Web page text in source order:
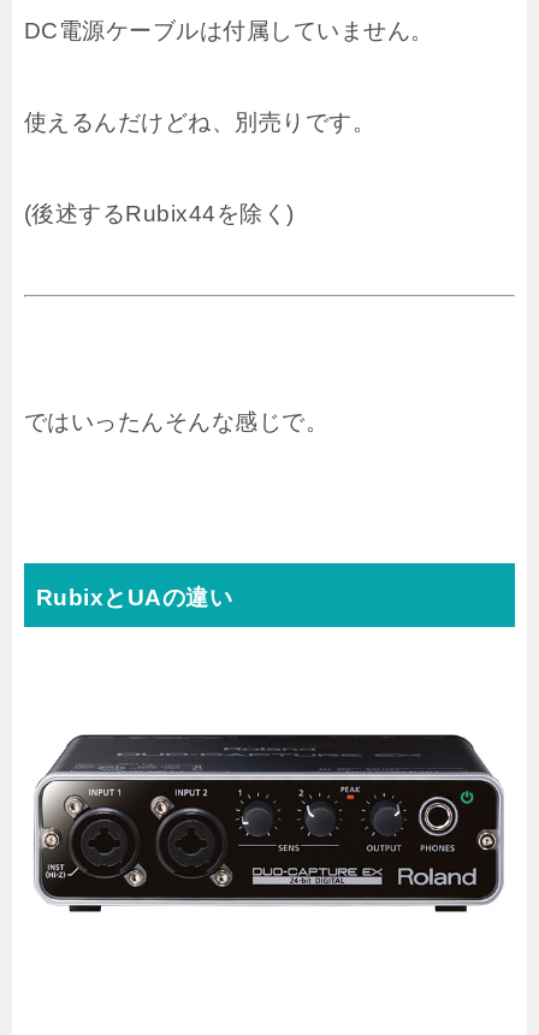
DC電源ケーブルは付属していません。
使えるんだけどね、別売りです。
(後述するRubix44を除く)
ではいったんそんな感じで。
RubixとUAの違い